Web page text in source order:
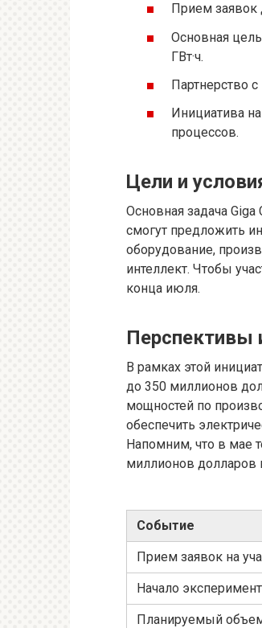
Прием заявок
Основная
ГВт·ч.
Партнерство
Инициатива
процессов.
Цели и
Основная задача
смогут предложить
оборудование,
интеллект. Чтобы
конца июля.
Перспективы
В рамках этой
до 350 миллионов
мощностей по
обеспечить
Напомним, что в мае
миллионов долларов
Событие
Прием заявок на
Начало
Планируемый